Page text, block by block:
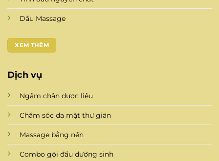
Dầu Massage
XEM THÊM
Dịch vụ
Ngâm chân dược liệu
Chăm sóc da mặt thư giãn
Massage bằng nến
Combo gội đầu dưỡng sinh